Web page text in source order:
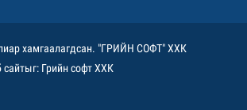
хамгаалагдсан. "ГРИЙН СОФТ" ХХК
сайтыг: Грийн софт ХХК